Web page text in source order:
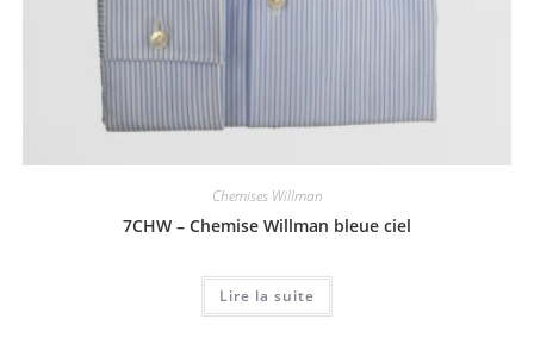
Chemises Willman
7CHW – Chemise Willman bleue ciel
Lire la suite